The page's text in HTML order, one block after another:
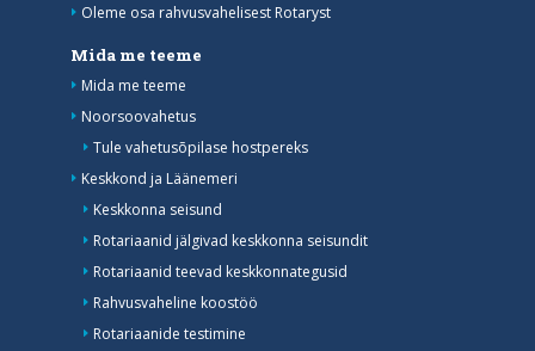
Oleme osa rahvusvahelisest Rotaryst
Mida me teeme
Mida me teeme
Noorsoovahetus
Tule vahetusõpilase hostpereks
Keskkond ja Läänemeri
Keskkonna seisund
Rotariaanid jälgivad keskkonna seisundit
Rotariaanid teevad keskkonnategusid
Rahvusvaheline koostöö
Rotariaanide testimine